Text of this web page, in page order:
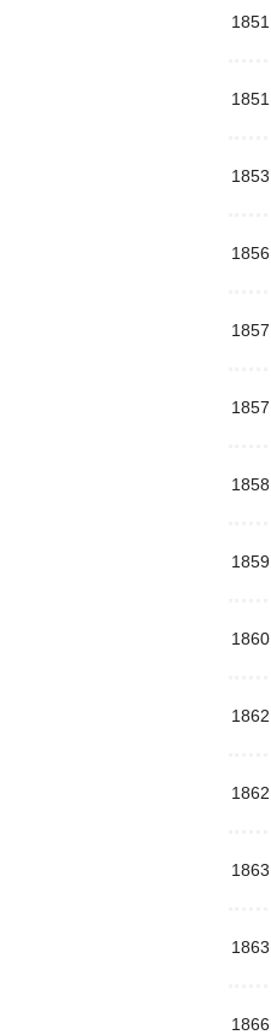
1851
1851
1853
1856
1857
1857
1858
1859
1860
1862
1862
1863
1863
1866